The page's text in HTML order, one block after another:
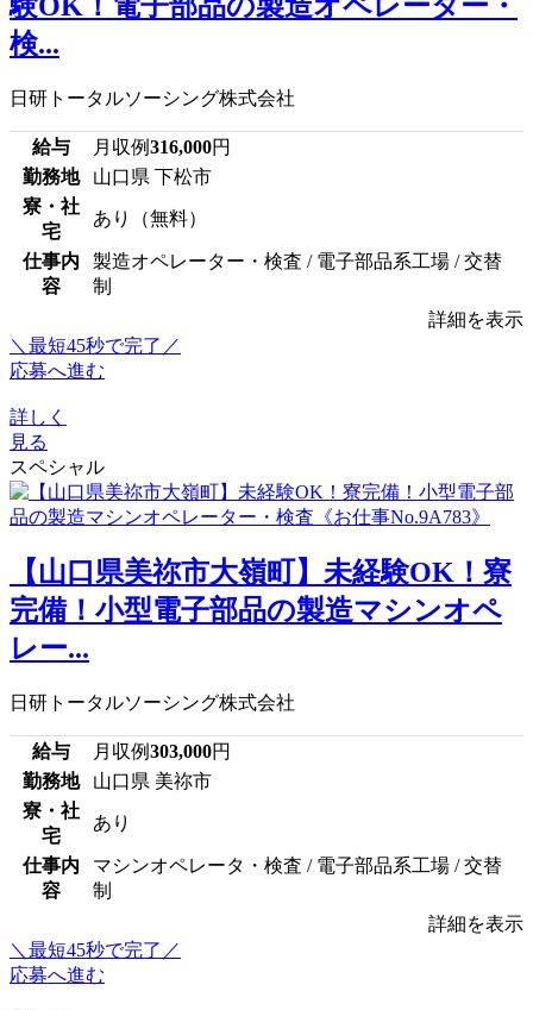
検...
日研トータルソーシング株式会社
給与 月収例316,000円
勤務地
山口県 下松市
寮・社
宅
あり（無料）
仕事内
容
製造オペレーター・検査 / 電子部品系工場 / 交替
制
詳細を表示
＼最短45秒で完了／
応募へ進む
詳しく
見る
スペシャル
【山口県美祢市大嶺町】未経験OK！寮
完備！小型電子部品の製造マシンオペ
レー...
日研トータルソーシング株式会社
給与 月収例303,000円
勤務地
山口県 美祢市
寮・社
宅
あり
仕事内
容
マシンオペレータ・検査 / 電子部品系工場 / 交替
制
詳細を表示
＼最短45秒で完了／
応募へ進む